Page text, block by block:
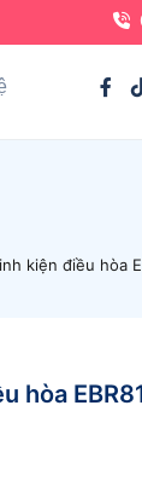
kiện điều hòa
hòa